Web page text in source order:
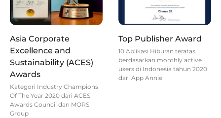
Asia Corporate
Excellence and
Sustainability (ACES)
Awards
Kategori Industry Champions
Of The Year 2020 dari ACES
Awards Council dan MORS
Group
Top Publisher Award
10 Aplikasi Hiburan teratas
berdasarkan monthly active
users di Indonesia tahun 2020
dari App Annie